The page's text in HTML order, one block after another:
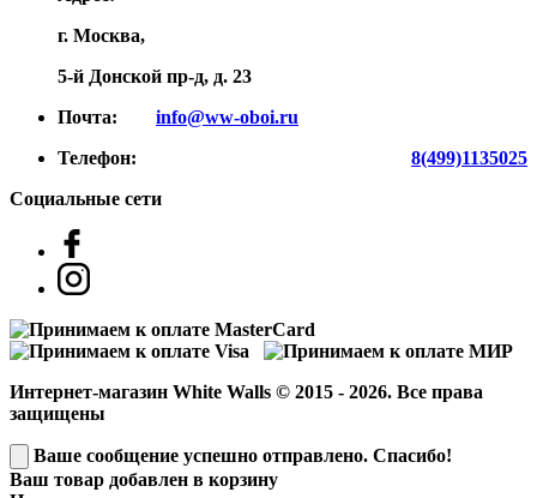
г. Москва,
5-й Донской пр-д, д. 23
Почта: info@ww-oboi.ru
Телефон:
8(499)1135025
Социальные сети
Интернет-магазин White Walls © 2015 - 2026. Все права
защищены
Ваше сообщение успешно отправлено. Спасибо!
Ваш товар добавлен в корзину